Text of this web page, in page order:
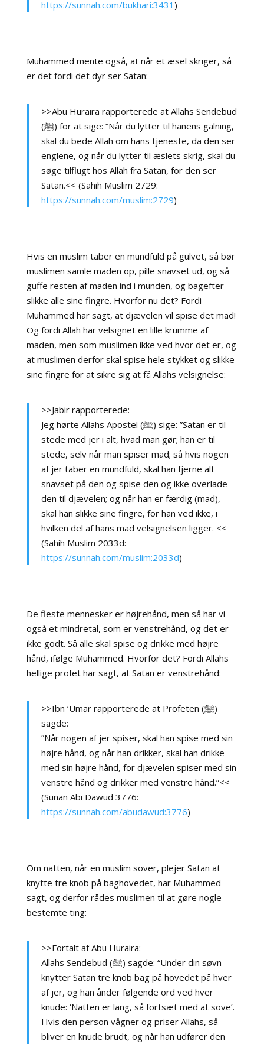
https://sunnah.com/bukhari:3431 )
Muhammed mente også, at når et æsel skriger, så
er det fordi det dyr ser Satan:
>>Abu Huraira rapporterede at Allahs Sendebud
(ﷺ) for at sige: ”Når du lytter til hanens galning,
skal du bede Allah om hans tjeneste, da den ser
englene, og når du lytter til æslets skrig, skal du
søge tilflugt hos Allah fra Satan, for den ser
Satan.<< (Sahih Muslim 2729:
https://sunnah.com/muslim:2729)
Hvis en muslim taber en mundfuld på gulvet, så bør
muslimen samle maden op, pille snavset ud, og så
guffe resten af maden ind i munden, og bagefter
slikke alle sine fingre. Hvorfor nu det? Fordi
Muhammed har sagt, at djævelen vil spise det mad!
Og fordi Allah har velsignet en lille krumme af
maden, men som muslimen ikke ved hvor det er, og
at muslimen derfor skal spise hele stykket og slikke
sine fingre for at sikre sig at få Allahs velsignelse:
>>Jabir rapporterede:
Jeg hørte Allahs Apostel (ﷺ) sige: ”Satan er til
stede med jer i alt, hvad man gør; han er til
stede, selv når man spiser mad; så hvis nogen
af jer taber en mundfuld, skal han fjerne alt
snavset på den og spise den og ikke overlade
den til djævelen; og når han er færdig (mad),
skal han slikke sine fingre, for han ved ikke, i
hvilken del af hans mad velsignelsen ligger. <<
(Sahih Muslim 2033d:
https://sunnah.com/muslim:2033d)
De fleste mennesker er højrehånd, men så har vi
også et mindretal, som er venstrehånd, og det er
ikke godt. Så alle skal spise og drikke med højre
hånd, ifølge Muhammed. Hvorfor det? Fordi Allahs
hellige profet har sagt, at Satan er venstrehånd:
>>Ibn ‘Umar rapporterede at Profeten (ﷺ)
sagde:
”Når nogen af jer spiser, skal han spise med sin
højre hånd, og når han drikker, skal han drikke
med sin højre hånd, for djævelen spiser med sin
venstre hånd og drikker med venstre hånd.”<<
(Sunan Abi Dawud 3776:
https://sunnah.com/abudawud:3776)
Om natten, når en muslim sover, plejer Satan at
knytte tre knob på baghovedet, har Muhammed
sagt, og derfor rådes muslimen til at gøre nogle
bestemte ting:
>>Fortalt af Abu Huraira:
Allahs Sendebud (ﷺ) sagde: “Under din søvn
knytter Satan tre knob bag på hovedet på hver
af jer, og han ånder følgende ord ved hver
knude: ‘Natten er lang, så fortsæt med at sove’.
Hvis den person vågner og priser Allahs, så
bliver en knude brudt, og når han udfører den